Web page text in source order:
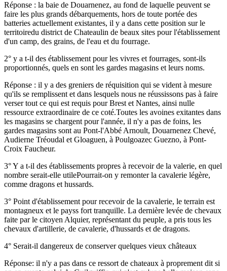
Réponse : la baie de Douarnenez, au fond de laquelle peuvent se
faire les plus grands débarquements, hors de toute portée des
batteries actuellement existantes, il y a dans cette position sur le
territoiredu district de Chateaulin de beaux sites pour l'établissement
d'un camp, des grains, de l'eau et du fourrage.
2° y a t-il des établissement pour les vivres et fourrages, sont-ils
proportionnés, quels en sont les gardes magasins et leurs noms.
Réponse : il y a des greniers de réquisition qui se vident à mesure
qu'ils se remplissent et dans lesquels nous ne réussissons pas à faire
verser tout ce qui est requis pour Brest et Nantes, ainsi nulle
ressource extraordinaire de ce coté.Toutes les avoines exitantes dans
les magasins se chargent pour l'année, il n'y a pas de foins, les
gardes magasins sont au Pont-l'Abbé Arnoult, Douarnenez Chevé,
Audierne Tréoudal et Gloaguen, à Poulgoazec Guezno, à Pont-
Croix Faucheur.
3° Y a t-il des établissements propres à recevoir de la valerie, en quel
nombre serait-elle utilePourrait-on y remonter la cavalerie légère,
comme dragons et hussards.
3° Point d'établissement pour recevoir de la cavalerie, le terrain est
montagneux et le payss fort tranquille. La dernière levée de chevaux
faite par le citoyen Alquier, représentant du peuple, a pris tous les
chevaux d'artillerie, de cavalerie, d'hussards et de dragons.
4° Serait-il dangereux de conserver quelques vieux châteaux
Réponse: il n'y a pas dans ce ressort de chateaux à proprement dit si